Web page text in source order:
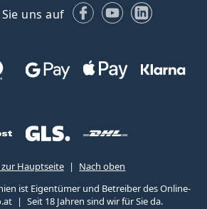
uns auf Facebook
YouTubeLinkedIn
Hauptseite
Nach oben
ist Eigentümer und Betreiber des Online-
Seit 18 Jahren sind wir für Sie da.